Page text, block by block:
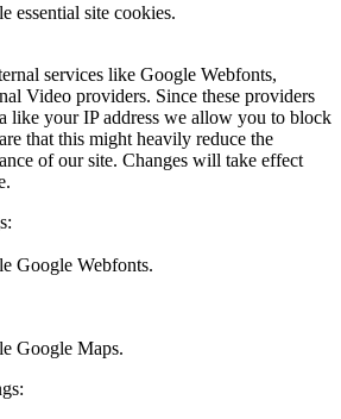
essential site cookies.
services like Google Webfonts,
Video providers. Since these providers
like your IP address we allow you to block
that this might heavily reduce the
of our site. Changes will take effect
Google Webfonts.
Google Maps.